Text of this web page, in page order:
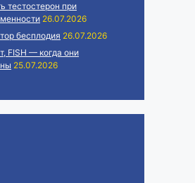
тестостерон при
26.07.2026
бесплодия 26.07.2026
FISH — когда они
25.07.2026